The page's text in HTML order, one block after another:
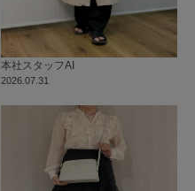
2026.07.31
本社スタッフAI